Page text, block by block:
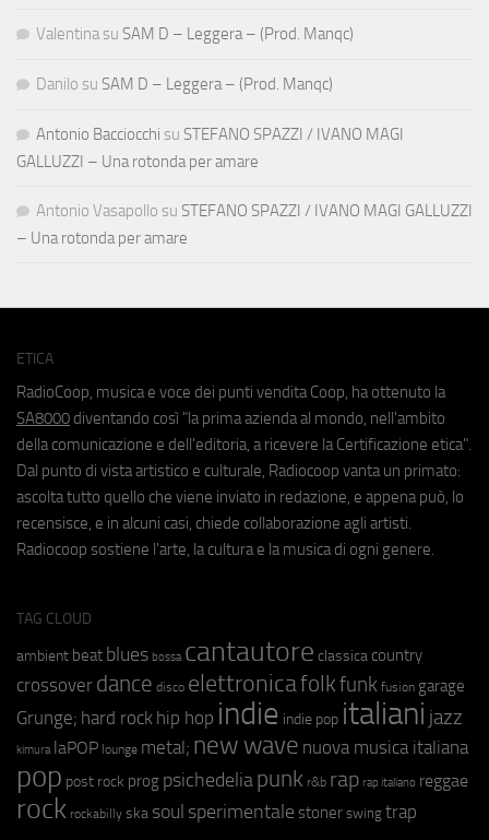
Valentina su SAM D – Leggera – (Prod. Manqc)
Danilo su SAM D – Leggera – (Prod. Manqc)
Antonio Bacciocchi su STEFANO SPAZZI / IVANO MAGI
GALLUZZI – Una rotonda per amare
Antonio Vasapollo su STEFANO SPAZZI / IVANO MAGI GALLUZZI
– Una rotonda per amare
ETICA
RadioCoop, musica e voce dei punti vendita Coop, ha ottenuto la
SA8000 diventando così "la prima azienda al mondo, nell'ambito
della comunicazione e dell'editoria, a ricevere la Certificazione etica".
Dal punto di vista artistico e culturale, Radiocoop vanta un primato:
ascolta tutto quello che viene inviato in redazione, e appena può, lo
recensisce, e in alcuni casi, chiede collaborazione agli artisti.
Radiocoop sostiene l'arte, la cultura e la musica di ogni genere.
TAG CLOUD
ambient beat blues bossa cantautore classica country
crossover dance disco elettronicafolkfunk fusion garage
Grunge; hard rock hip hop indie indie pop italiani jazz
kimura laPOP lounge metal; new wave nuova musica italiana
pop post rock prog psichedeliapunk r&b rap rap italiano reggae
rock rockabilly ska soul sperimentale stoner swing trap